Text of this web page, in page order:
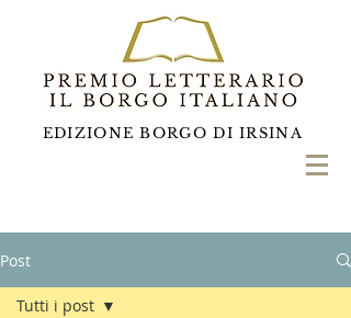
EDIZIONE BORGO DI IRSINA
Post
Tutti i post